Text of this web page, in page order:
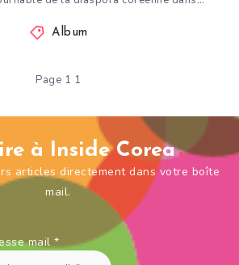
Album
Page 1 1
à Inside Corea
articles directement dans votre boîte
mail.
mail *